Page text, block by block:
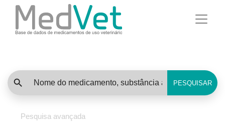
PESQUISAR
Pesquisa avançada